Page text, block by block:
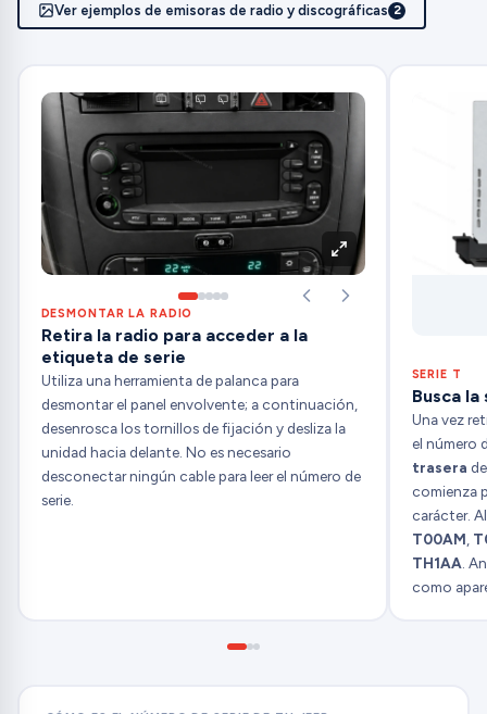
Ver ejemplos de emisoras de radio y discográficas 2
DESMONTAR LA RADIO
Retira la radio para acceder a la
etiqueta de serie
Utiliza una herramienta de palanca para
desmontar el panel envolvente; a continuación,
desenrosca los tornillos de fijación y desliza la
unidad hacia delante. No es necesario
desconectar ningún cable para leer el número de
serie.
SERIE T
Busca
Una vez
el número
trasera
comienza
carácter.
T00AM
TH1AA .
como